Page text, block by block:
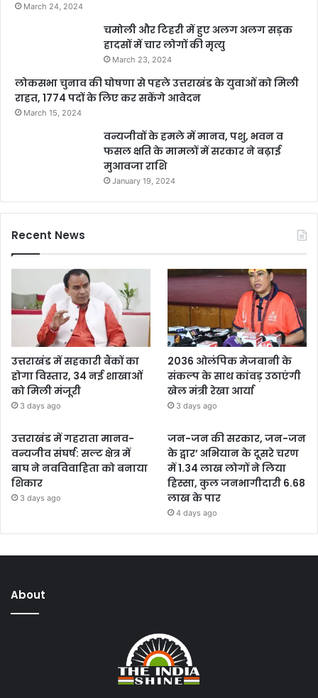
March 24, 2024
चमोली और टिहरी में हुए अलग अलग सड़क
हादसों में चार लोगों की मृत्यु
March 23, 2024
लोकसभा चुनाव की घोषणा से पहले उत्तराखंड के युवाओं को मिली
राहत, 1774 पदों के लिए कर सकेंगे आवेदन
March 15, 2024
वन्यजीवों के हमले में मानव, पशु, भवन व
फसल क्षति के मामलों में सरकार ने बढ़ाई
मुआवजा राशि
January 19, 2024
Recent News
उत्तराखंड में सहकारी बैंकों का
होगा विस्तार, 34 नई शाखाओं
को मिली मंजूरी
3 days ago
2036 ओलंपिक मेजबानी के
संकल्प के साथ कांवड़ उठाएंगी
खेल मंत्री रेखा आर्या
3 days ago
उत्तराखंड में गहराता मानव-
वन्यजीव संघर्ष: सल्ट क्षेत्र में
बाघ ने नवविवाहिता को बनाया
शिकार
3 days ago
जन-जन की सरकार, जन-जन
के द्वार’ अभियान के दूसरे चरण
में 1.34 लाख लोगों ने लिया
हिस्सा, कुल जनभागीदारी 6.68
लाख के पार
4 days ago
About